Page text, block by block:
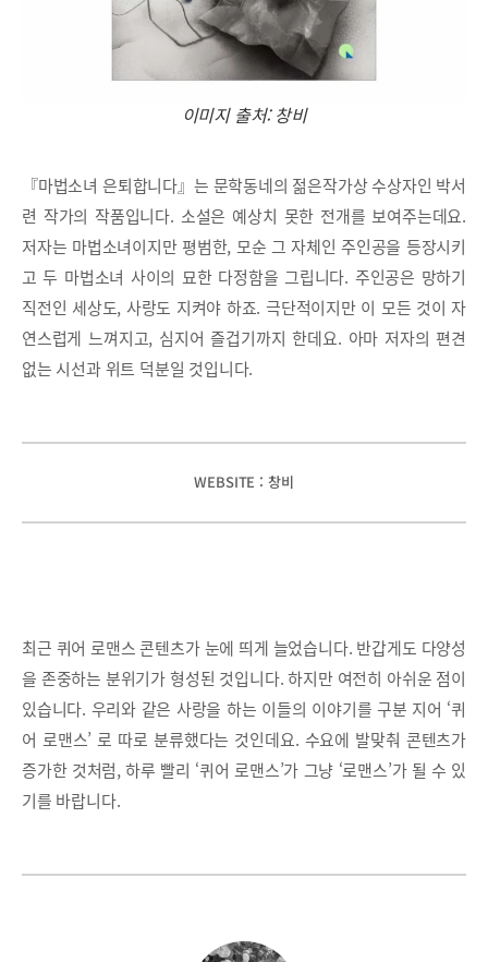
이미지 출처: 창비
『마법소녀 은퇴합니다』는 문학동네의 젊은작가상 수상자인 박서
련 작가의 작품입니다. 소설은 예상치 못한 전개를 보여주는데요.
저자는 마법소녀이지만 평범한, 모순 그 자체인 주인공을 등장시키
고 두 마법소녀 사이의 묘한 다정함을 그립니다. 주인공은 망하기
직전인 세상도, 사랑도 지켜야 하죠. 극단적이지만 이 모든 것이 자
연스럽게 느껴지고, 심지어 즐겁기까지 한데요. 아마 저자의 편견
없는 시선과 위트 덕분일 것입니다.
WEBSITE : 창비
최근 퀴어 로맨스 콘텐츠가 눈에 띄게 늘었습니다. 반갑게도 다양성
을 존중하는 분위기가 형성된 것입니다. 하지만 여전히 아쉬운 점이
있습니다. 우리와 같은 사랑을 하는 이들의 이야기를 구분 지어 ‘퀴
어 로맨스’ 로 따로 분류했다는 것인데요. 수요에 발맞춰 콘텐츠가
증가한 것처럼, 하루 빨리 ‘퀴어 로맨스’가 그냥 ‘로맨스’가 될 수 있
기를 바랍니다.